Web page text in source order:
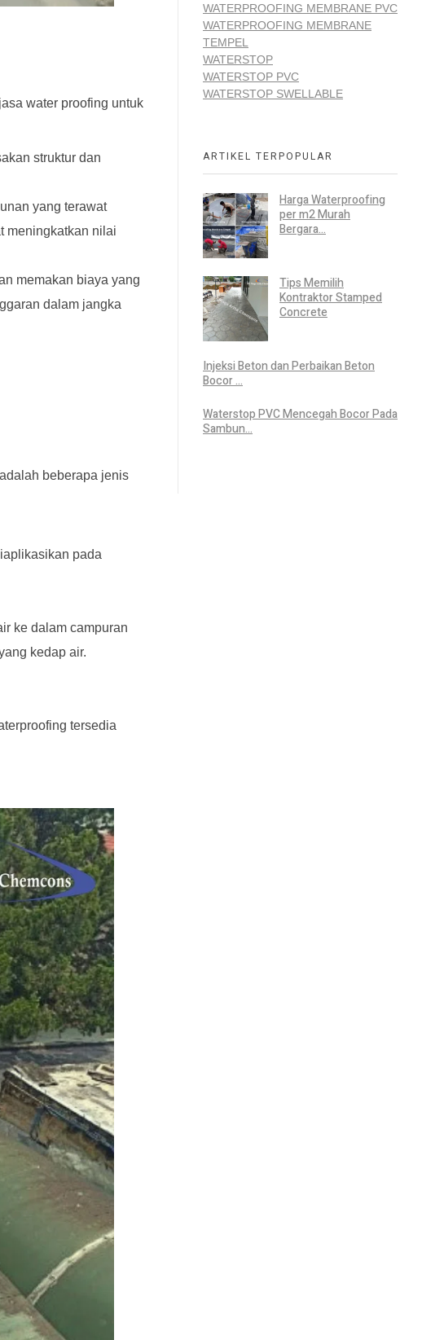
water proofing untuk
struktur dan
yang terawat
meningkatkan nilai
memakan biaya yang
dalam jangka
beberapa jenis
pada
ke dalam campuran
kedap air.
tersedia
WATERPROOFING MEMBRANE PVC
WATERPROOFING MEMBRANE
TEMPEL
WATERSTOP
WATERSTOP PVC
WATERSTOP SWELLABLE
ARTIKEL TERPOPULAR
Harga Waterproofing
per m2 Murah
Bergara...
Tips Memilih
Kontraktor Stamped
Concrete
Injeksi Beton dan Perbaikan Beton
Bocor ...
Waterstop PVC Mencegah Bocor Pada
Sambun...